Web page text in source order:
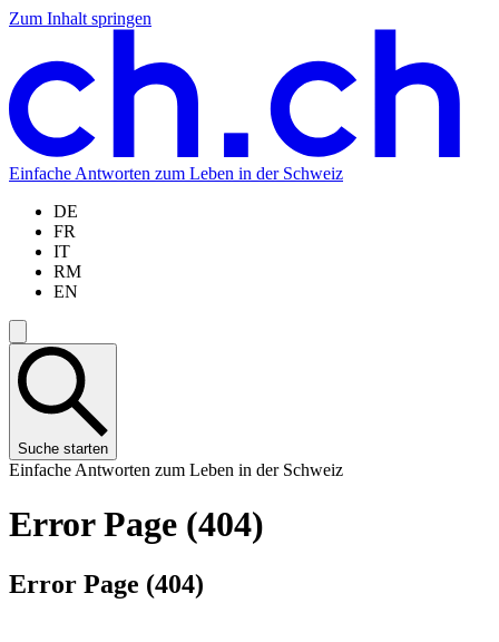
Zum Inhalt springen
Zum
springen
Zur
springen
Zur
springen
Zur
springen
Einfache Antworten zum Leben in der Schweiz
DE
FR
IT
RM
EN
Suche starten
Einfache Antworten zum Leben in der Schweiz
Error Page (404)
Error Page (404)